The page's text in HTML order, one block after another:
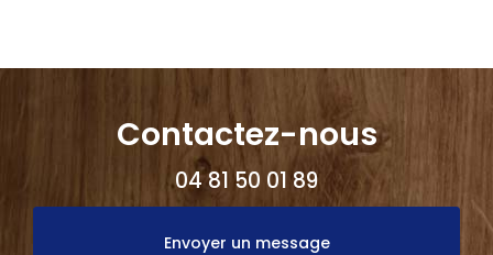
Contactez-nous
04 81 50 01 89
Envoyer un message